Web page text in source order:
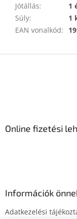
Jótállás:
1
Súly:
1
EAN vonalkód:
Online fizetési
Információk
Adatkezelési